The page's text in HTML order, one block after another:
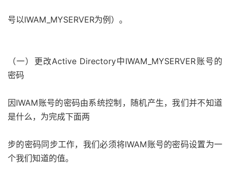
号以IWAM_MYSERVER为例）。
（一）更改Active Directory中IWAM_MYSERVER账号的
密码
因IWAM账号的密码由系统控制，随机产生，我们并不知道
是什么，为完成下面两
步的密码同步工作，我们必须将IWAM账号的密码设置为一
个我们知道的值。